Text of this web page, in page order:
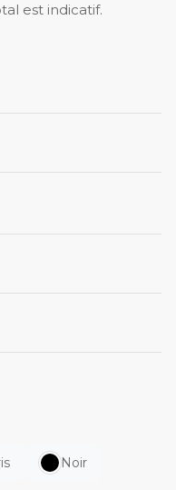
est indicatif.
Noir